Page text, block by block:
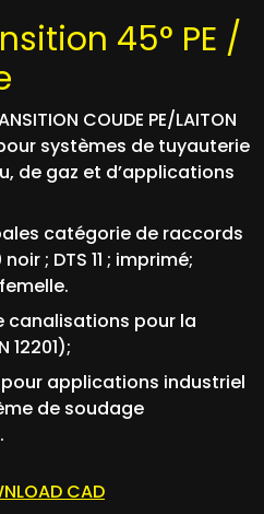
45° PE /
COUDE PE/LAITON
systèmes de tuyauterie
de gaz et d’applications
catégorie de raccords
; DTS 11 ; imprimé;
canalisations pour la
12201);
applications industriel
de soudage
CAD